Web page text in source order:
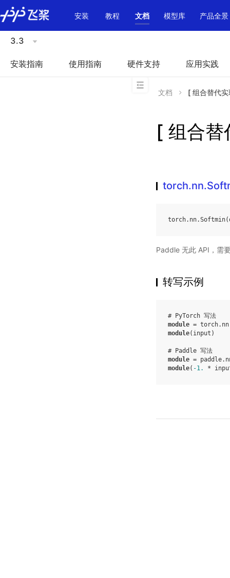
\u200E
安装
教程 文档 模型库 产品全景
3.3
安装指南 使用指南 硬件支持 应用实践
文档 [ 组合替代
[ 组合
torch. nn.Softmin(
Paddle 无此 API，需
转写示例
# PyTorch 写法
module = torch. nn
module( input )
# Paddle 写法
module = paddle.
module( -1. *